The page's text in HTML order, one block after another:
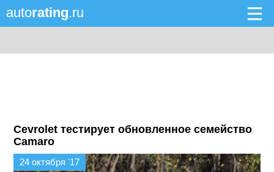
autorating.ru
Cevrolet тестирует обновленное семейство
Camaro
24 октября '17